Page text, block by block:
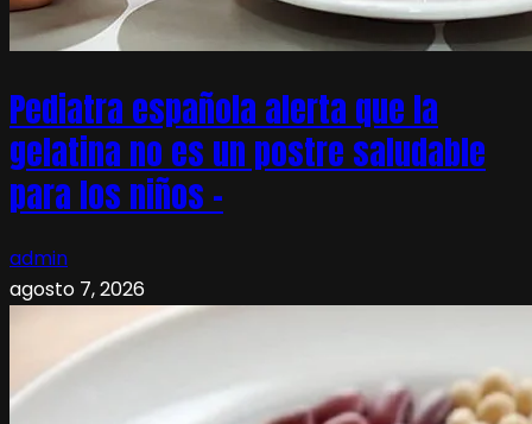
Pediatra española alerta que la
gelatina no es un postre saludable
para los niños –
admin
agosto 7, 2026